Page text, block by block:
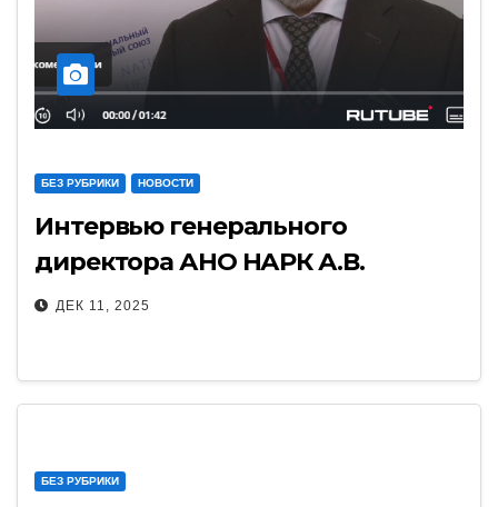
БЕЗ РУБРИКИ НОВОСТИ
Интервью генерального
директора АНО НАРК А.В.
Вовченко на XVIII Всероссийской
ДЕК 11, 2025
БЕЗ РУБРИКИ